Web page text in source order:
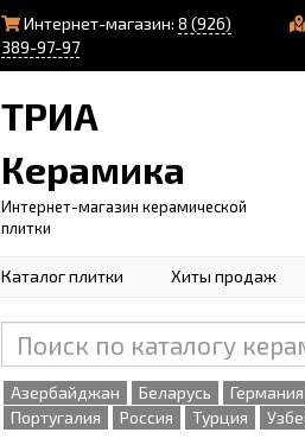
Интернет-магазин: 8 (926)
389-97-97
ТРИА
Керамика
Интернет-магазин керамической
плитки
Каталог плитки Хиты продаж
Азербайджан Беларусь Германия
Португалия
Россия Турция